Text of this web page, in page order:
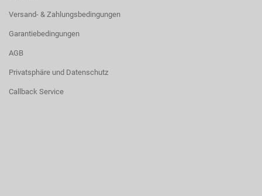
Versand- & Zahlungsbedingungen
Garantiebedingungen
AGB
Privatsphäre und Datenschutz
Callback Service